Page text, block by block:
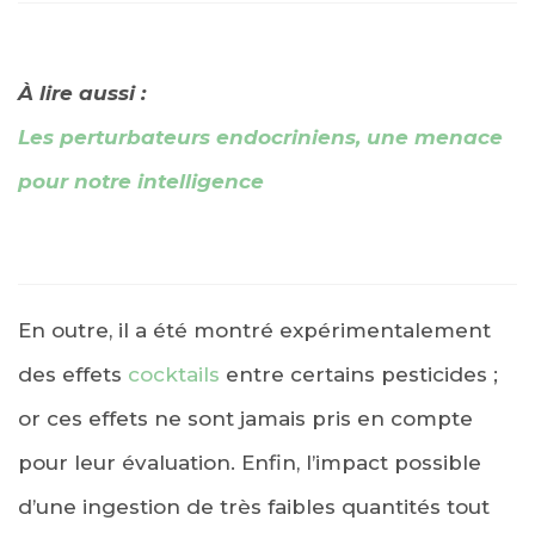
À lire aussi :
Les perturbateurs endocriniens, une menace
pour notre intelligence
En outre, il a été montré expérimentalement
des effets cocktails entre certains pesticides ;
or ces effets ne sont jamais pris en compte
pour leur évaluation. Enfin, l’impact possible
d’une ingestion de très faibles quantités tout